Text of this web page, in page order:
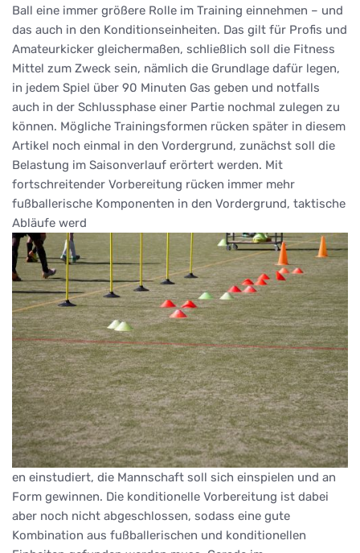
Ball eine immer größere Rolle im Training einnehmen – und
das auch in den Konditionseinheiten. Das gilt für Profis und
Amateurkicker gleichermaßen, schließlich soll die Fitness
Mittel zum Zweck sein, nämlich die Grundlage dafür legen,
in jedem Spiel über 90 Minuten Gas geben und notfalls
auch in der Schlussphase einer Partie nochmal zulegen zu
können. Mögliche Trainingsformen rücken später in diesem
Artikel noch einmal in den Vordergrund, zunächst soll die
Belastung im Saisonverlauf erörtert werden. Mit
fortschreitender Vorbereitung rücken immer mehr
fußballerische Komponenten in den Vordergrund, taktische
Abläufe werd
en einstudiert, die Mannschaft soll sich einspielen und an
Form gewinnen. Die konditionelle Vorbereitung ist dabei
aber noch nicht abgeschlossen, sodass eine gute
Kombination aus fußballerischen und konditionellen